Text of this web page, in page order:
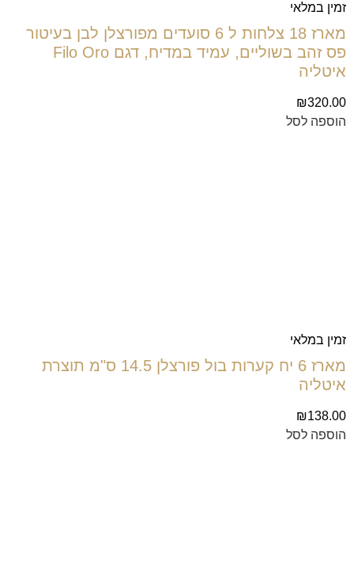
זמין במלאי
מארז 18 צלחות ל 6 סועדים מפורצלן לבן בעיטור
פס זהב בשוליים, עמיד במדיח, דגם Filo Oro
איטליה
₪320.00
הוספה לסל
זמין במלאי
מארז 6 יח קערות בול פורצלן 14.5 ס"מ תוצרת
איטליה
₪138.00
הוספה לסל